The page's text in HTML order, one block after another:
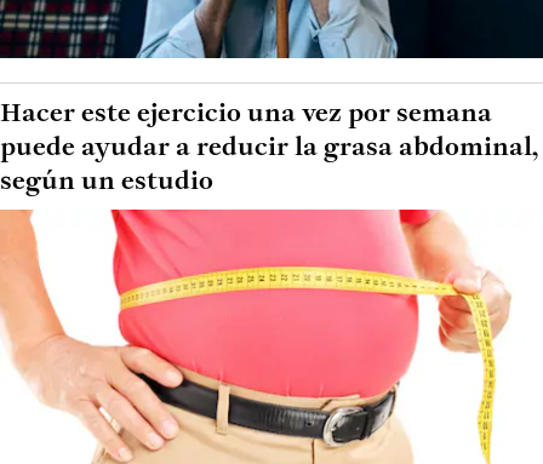
Hacer este ejercicio una vez por semana
puede ayudar a reducir la grasa abdominal,
según un estudio